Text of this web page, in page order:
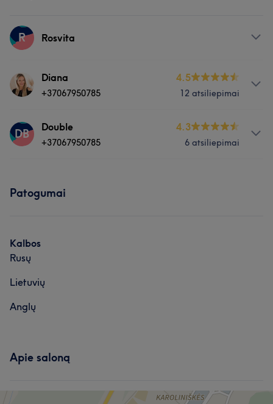
R Rosvita
PaslaugosDiana
+37067950785
4.5
12 atsiliepimai
Apie
+37067950785
Nagai
Darbų galerija
DB Double
+37067950785
4.3
6 atsiliepimai
Veidas
Darbų galerija
Patogumai
Kalbos
Rusų
Lietuvių
Anglų
Apie saloną